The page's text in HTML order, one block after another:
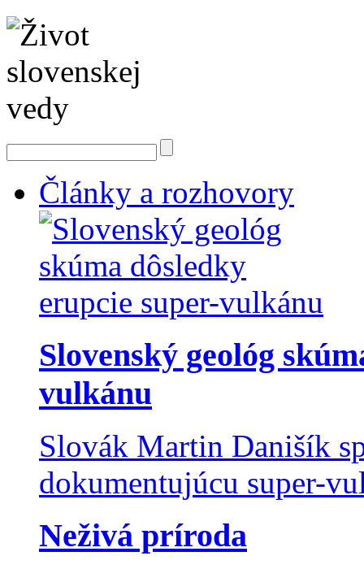
Články a rozhovory
Slovenský geológ
vulkánu
Slovák Martin Danišík
dokumentujúcu super-
Neživá príroda